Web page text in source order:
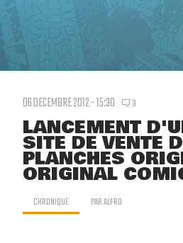
06 DECEMBRE 2012 - 15:30 3
LANCEMENT
SITE DE VENTE
PLANCHES
ORIGINAL
CHRONIQUE PARALFRO